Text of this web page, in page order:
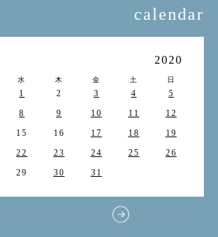
calendar
2020
水 木 金 土 日
1 2 3 4
5
8 9 10 11
12
15 16 17 18
19
22 23 24 25
26
29 30 31